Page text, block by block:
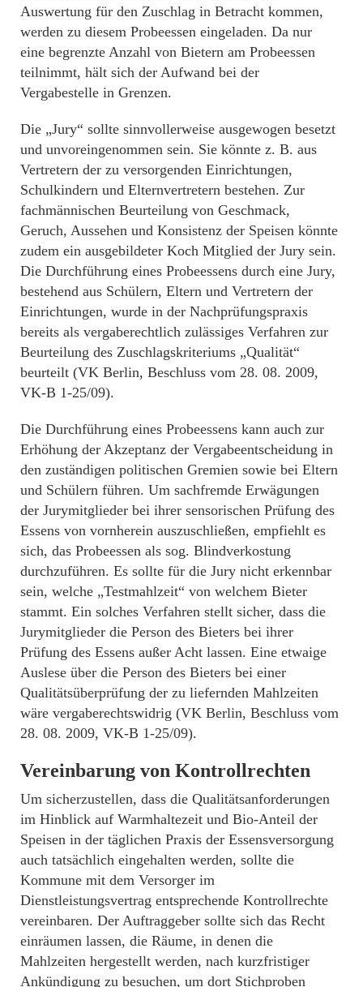
Auswertung für den Zuschlag in Betracht kommen,
werden zu diesem Probeessen eingeladen. Da nur
eine begrenzte Anzahl von Bietern am Probeessen
teilnimmt, hält sich der Aufwand bei der
Vergabestelle in Grenzen.
Die „Jury“ sollte sinnvollerweise ausgewogen besetzt
und unvoreingenommen sein. Sie könnte z. B. aus
Vertretern der zu versorgenden Einrichtungen,
Schulkindern und Elternvertretern bestehen. Zur
fachmännischen Beurteilung von Geschmack,
Geruch, Aussehen und Konsistenz der Speisen könnte
zudem ein ausgebildeter Koch Mitglied der Jury sein.
Die Durchführung eines Probeessens durch eine Jury,
bestehend aus Schülern, Eltern und Vertretern der
Einrichtungen, wurde in der Nachprüfungspraxis
bereits als vergaberechtlich zulässiges Verfahren zur
Beurteilung des Zuschlagskriteriums „Qualität“
beurteilt (VK Berlin, Beschluss vom 28. 08. 2009,
VK-B 1-25/09).
Die Durchführung eines Probeessens kann auch zur
Erhöhung der Akzeptanz der Vergabeentscheidung in
den zuständigen politischen Gremien sowie bei Eltern
und Schülern führen. Um sachfremde Erwägungen
der Jurymitglieder bei ihrer sensorischen Prüfung des
Essens von vornherein auszuschließen, empfiehlt es
sich, das Probeessen als sog. Blindverkostung
durchzuführen. Es sollte für die Jury nicht erkennbar
sein, welche „Testmahlzeit“ von welchem Bieter
stammt. Ein solches Verfahren stellt sicher, dass die
Jurymitglieder die Person des Bieters bei ihrer
Prüfung des Essens außer Acht lassen. Eine etwaige
Auslese über die Person des Bieters bei einer
Qualitätsüberprüfung der zu liefernden Mahlzeiten
wäre vergaberechtswidrig (VK Berlin, Beschluss vom
28. 08. 2009, VK-B 1-25/09).
Vereinbarung von Kontrollrechten
Um sicherzustellen, dass die Qualitätsanforderungen
im Hinblick auf Warmhaltezeit und Bio-Anteil der
Speisen in der täglichen Praxis der Essensversorgung
auch tatsächlich eingehalten werden, sollte die
Kommune mit dem Versorger im
Dienstleistungsvertrag entsprechende Kontrollrechte
vereinbaren. Der Auftraggeber sollte sich das Recht
einräumen lassen, die Räume, in denen die
Mahlzeiten hergestellt werden, nach kurzfristiger
Ankündigung zu besuchen, um dort Stichproben